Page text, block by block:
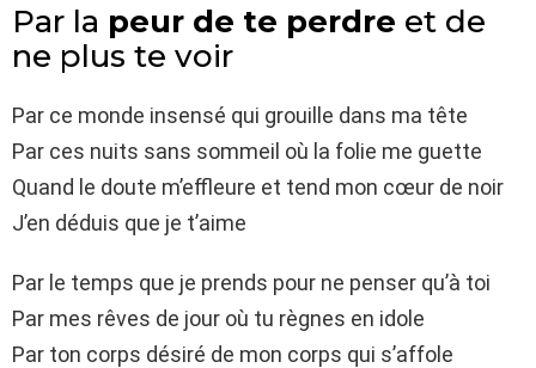
Par la peur de te perdre et de
ne plus te voir
Par ce monde insensé qui grouille dans ma tête
Par ces nuits sans sommeil où la folie me guette
Quand le doute m’effleure et tend mon cœur de noir
J’en déduis que je t’aime
Par le temps que je prends pour ne penser qu’à toi
Par mes rêves de jour où tu règnes en idole
Par ton corps désiré de mon corps qui s’affole